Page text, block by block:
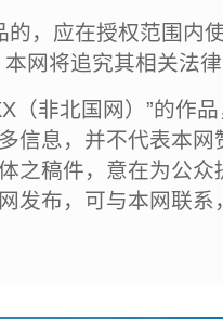
，应在授权范围内
网将追究其相关法
（非北国网）”的作
信息，并不代表本
之稿件，意在为公
发布，可与本网联